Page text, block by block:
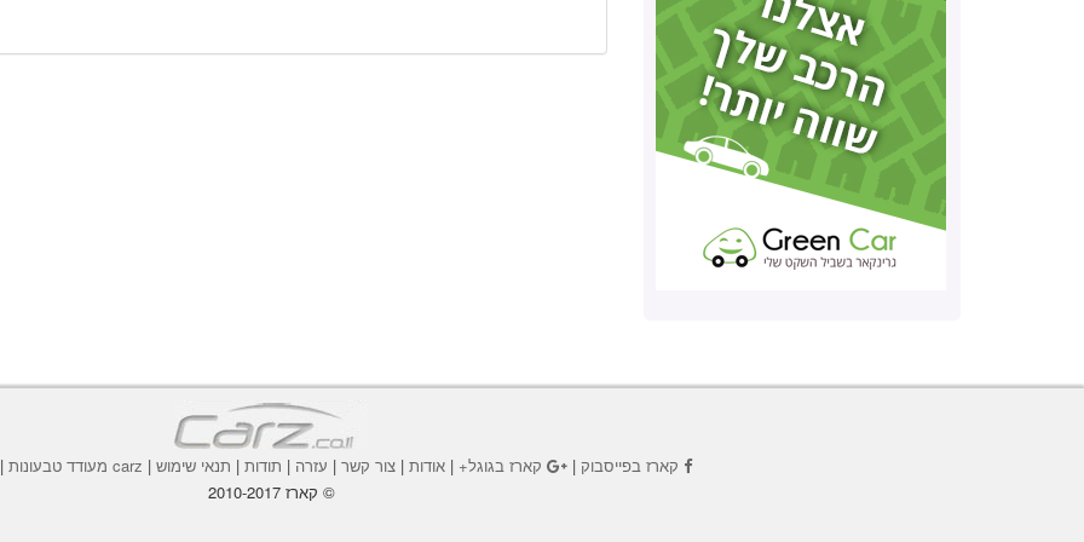
קארז בפייסבוק | קארז בגוגל+ | אודות | צור קשר | עזרה | תודות | תנאי שימוש | carz מעודד טבעונות |
© קארז 2010-2017